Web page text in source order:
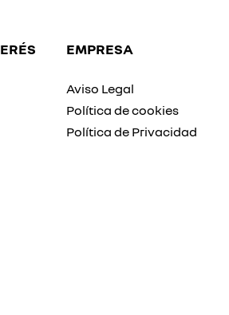
EMPRESA
Aviso Legal
Política de cookies
Política de Privacidad